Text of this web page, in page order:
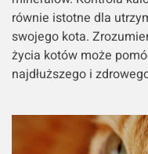
równie istotne dla
swojego kota.
życia kotów może
najdłuższego i